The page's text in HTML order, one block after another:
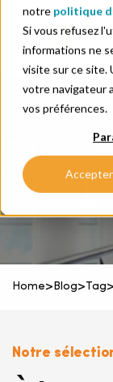
notre politique
Si vous refusez
informations ne
visite sur ce site.
votre navigateur
vos préférences.
Accepter
Home>Blog>Tag>
Notre